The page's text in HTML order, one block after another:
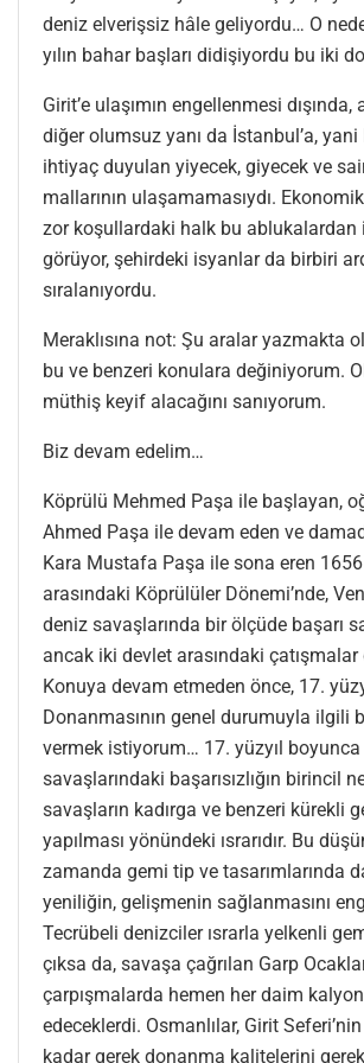
deniz elverişsiz hâle geliyordu… O
yılın bahar başları didişiyordu bu iki
Girit’e ulaşımın engellenmesi
diğer olumsuz yanı da İstanbul’a, yani
ihtiyaç duyulan yiyecek, giyecek ve
mallarının ulaşamamasıydı.
zor koşullardaki halk bu ablukalardan
görüyor, şehirdeki isyanlar da birbiri
sıralanıyordu.
Meraklısına not: Şu aralar yazmakta
bu ve benzeri konulara değiniyorum.
müthiş keyif alacağını sanıyorum.
Biz devam edelim…
Köprülü Mehmed Paşa ile başlayan,
Ahmed Paşa ile devam eden ve
Kara Mustafa Paşa ile sona eren 1656
arasındaki Köprülüler Dönemi’nde,
deniz savaşlarında bir ölçüde başarı
ancak iki devlet arasındaki çatışmalar
Konuya devam etmeden önce, 17.
Donanmasının genel durumuyla ilgili
vermek istiyorum… 17. yüzyıl
savaşlarındaki başarısızlığın birincil
savaşların kadırga ve benzeri kürekli
yapılması yönündeki ısrarıdır. Bu
zamanda gemi tip ve tasarımlarında
yeniliğin, gelişmenin sağlanmasını
Tecrübeli denizciler ısrarla yelkenli
çıksa da, savaşa çağrılan Garp
çarpışmalarda hemen her daim
edeceklerdi. Osmanlılar, Girit
kadar gerek donanma kalitelerini